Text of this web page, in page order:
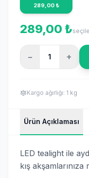
289,00 ₺
289,00 ₺
− +
Kargo ağırlığı: 1 kg
Ürün Açıklaması
LED tealight ile
kış akşamlarınıza